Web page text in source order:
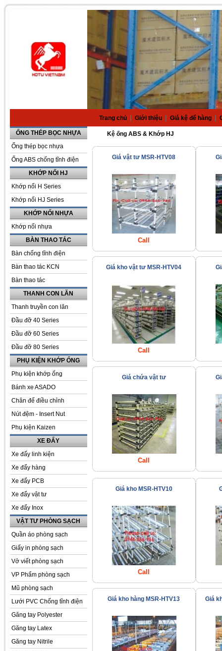
Trang chủ Giới thiệu Giá kệ để hàng
ỐNG THÉP BỌC NHỰA
Ống thép bọc nhựa
Ống ABS chống tĩnh điện
KHỚP NỐI HJ
Khớp nối H Series
Khớp nối HJ Series
KHỚP NỐI NHỰA
Khớp nối nhựa
BÀN THAO TÁC
Bàn chống tĩnh điện
Bàn thao tác KCN
Bàn thao tác
THANH CON LĂN
Thanh truyền con lăn
Đầu đỡ 40 Series
Đầu đỡ 60 Series
Đầu đỡ 80 Series
PHỤ KIỆN KHỚP ỐNG
Phụ kiện khớp ống
Bánh xe ASADO
Chân đế điều chỉnh
Nút đệm - Insert Nut
Phụ kiện Kaizen
XE ĐẨY
Xe đẩy linh kiện
Xe đẩy hàng
Xe đẩy PCB
Xe đẩy vật tư
Xe đẩy Inox
VẬT TƯ PHÒNG SẠCH
Quần áo phòng sạch
Giấy in phòng sạch
Vở viết phòng sạch
VP Phẩm phòng sạch
Mũ phòng sạch
Lưới PVC Chống tĩnh điện
Găng tay Polyester
Găng tay Latex
Găng tay Nitrile
Kệ ống ABS & Khớp HJ
Giá vật tư MSR-HTV08
Call
Giá kho vật tư MSR-HTV04
Call
Giá chứa vật tư
Call
Giá kho MSR-HTV10
Call
Giá kho hàng MSR-HTV13 Giá